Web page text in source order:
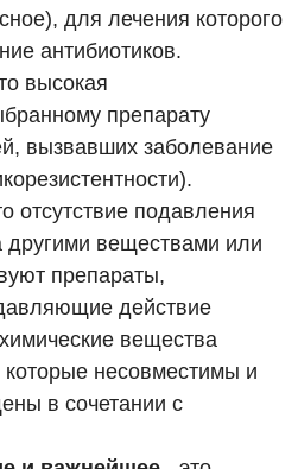
терапии
для лечения которого
антибиотиков.
высокая
препарату
вызвавших заболевание
отсутствие подавления
другими веществами или
препараты,
действие
вещества
несовместимы и
в сочетании с